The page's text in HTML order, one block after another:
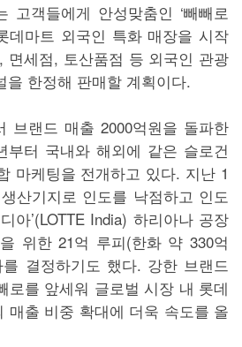
고객들에게 안성맞춤인 ‘빼빼로
데마트 외국인 특화 매장을 시작
면세점, 토산품점 등 외국인 관광
을 한정해 판매할 계획이다.
브랜드 매출 2000억원을 돌파한
부터 국내와 해외에 같은 슬로건
마케팅을 전개하고 있다. 지난 1
산기지로 인도를 낙점하고 인도
아’(LOTTE India) 하리아나 공장
위한 21억 루피(한화 약 330억
결정하기도 했다. 강한 브랜드
로를 앞세워 글로벌 시장 내 롯데
매출 비중 확대에 더욱 속도를 올